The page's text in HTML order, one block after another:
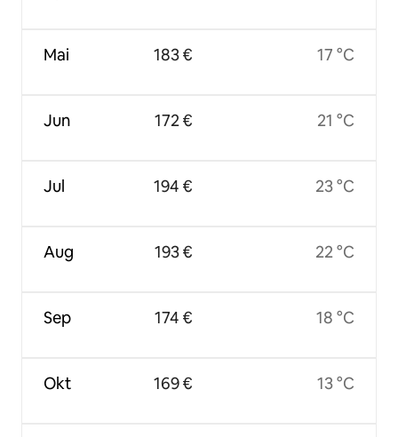
Mai
Jun
Jul
Aug
Sep
Okt
183 €
172 €
194 €
193 €
174 €
169 €
17 °C
21 °C
23 °C
22 °C
18 °C
13 °C